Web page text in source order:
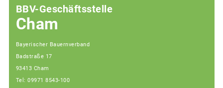
BBV-Geschäftsstelle
Cham
Bayerischer Bauernverband
Badstraße 17
93413 Cham
Tel: 09971 8543-100